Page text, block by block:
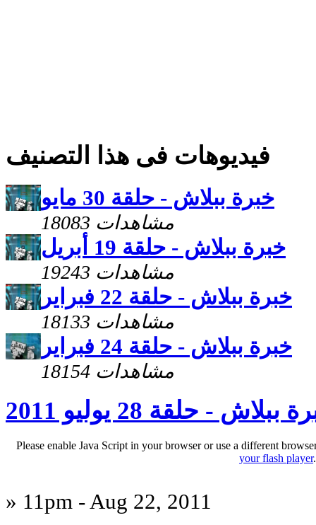
فيديوهات فى هذا التصنيف
خبرة ببلاش - حلقة 30 مايو
18083 مشاهدات
خبرة ببلاش - حلقة 19 أبريل
19243 مشاهدات
خبرة ببلاش - حلقة 22 فبراير
18133 مشاهدات
خبرة ببلاش - حلقة 24 فبراير
18154 مشاهدات
ببلاش - حلقة 28 يوليو 2011
Please enable Java Script in your browser or use a different
your flash player.
» 11pm - Aug 22, 2011